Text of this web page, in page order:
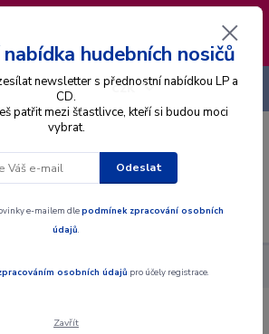
čerpám dovolenou. Datum
se posouvá na pátek
14.8.2026 🐋
Menu
CZK
hudebních nosičů
newsletter s přednostní nabídkou LP a
CD.
patřit mezi šťastlivce, kteří si budou moci
vybrat.
Odeslat
e-mailem dlepodmínek zpracování osobních
údajů.
osobních údajů pro účely registrace.
Zavřít